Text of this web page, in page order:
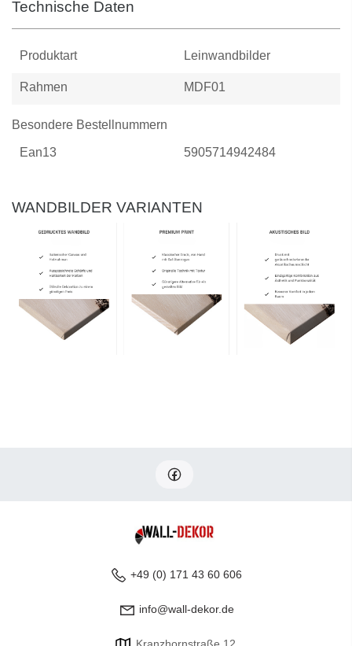
Technische Daten
Produktart Leinwandbilder
Rahmen MDF01
Besondere Bestellnummern
Ean13 5905714942484
WANDBILDER VARIANTEN
+49 (0) 171 43 60 606
info@wall-dekor.de